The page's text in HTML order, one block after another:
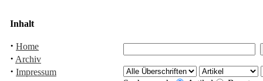
Inhalt
· Home
· Archiv
· Impressum